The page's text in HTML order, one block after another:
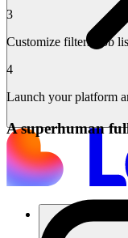
3
Customize filters, job
4
Launch your platform
A superhuman